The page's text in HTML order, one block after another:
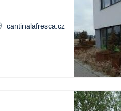
cantinalafresca.cz